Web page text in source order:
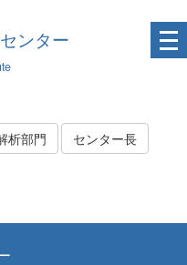
ンター
析部門 センター長